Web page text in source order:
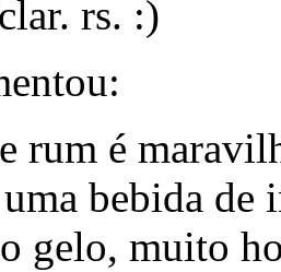
rs. :)
rum é
bebida de
gelo, muito